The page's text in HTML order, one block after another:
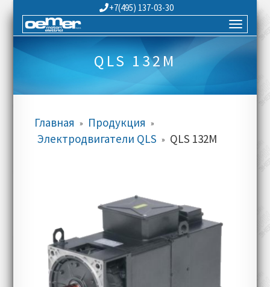
+7(495) 137-03-30
QLS 132M
Главная » Продукция »
Электродвигатели QLS » QLS 132M